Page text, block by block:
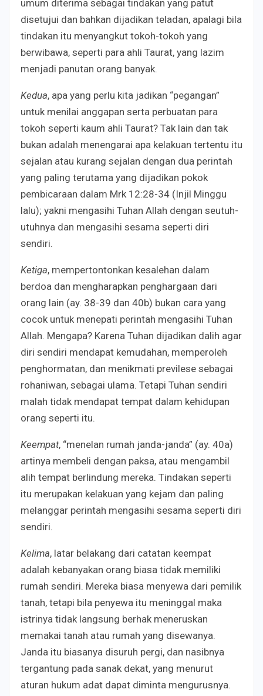
umum diterima sebagai tindakan yang patut
disetujui dan bahkan dijadikan teladan, apalagi bila
tindakan itu menyangkut tokoh-tokoh yang
berwibawa, seperti para ahli Taurat, yang lazim
menjadi panutan orang banyak.
Kedua, apa yang perlu kita jadikan “pegangan”
untuk menilai anggapan serta perbuatan para
tokoh seperti kaum ahli Taurat? Tak lain dan tak
bukan adalah menengarai apa kelakuan tertentu itu
sejalan atau kurang sejalan dengan dua perintah
yang paling terutama yang dijadikan pokok
pembicaraan dalam Mrk 12:28-34 (Injil Minggu
lalu); yakni mengasihi Tuhan Allah dengan seutuh-
utuhnya dan mengasihi sesama seperti diri
sendiri.
Ketiga, mempertontonkan kesalehan dalam
berdoa dan mengharapkan penghargaan dari
orang lain (ay. 38-39 dan 40b) bukan cara yang
cocok untuk menepati perintah mengasihi Tuhan
Allah. Mengapa? Karena Tuhan dijadikan dalih agar
diri sendiri mendapat kemudahan, memperoleh
penghormatan, dan menikmati previlese sebagai
rohaniwan, sebagai ulama. Tetapi Tuhan sendiri
malah tidak mendapat tempat dalam kehidupan
orang seperti itu.
Keempat, “menelan rumah janda-janda” (ay. 40a)
artinya membeli dengan paksa, atau mengambil
alih tempat berlindung mereka. Tindakan seperti
itu merupakan kelakuan yang kejam dan paling
melanggar perintah mengasihi sesama seperti diri
sendiri.
Kelima, latar belakang dari catatan keempat
adalah kebanyakan orang biasa tidak memiliki
rumah sendiri. Mereka biasa menyewa dari pemilik
tanah, tetapi bila penyewa itu meninggal maka
istrinya tidak langsung berhak meneruskan
memakai tanah atau rumah yang disewanya.
Janda itu biasanya disuruh pergi, dan nasibnya
tergantung pada sanak dekat, yang menurut
aturan hukum adat dapat diminta mengurusnya.